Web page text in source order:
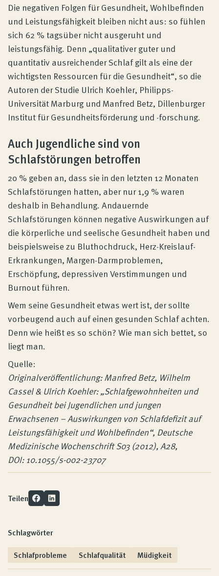
Die negativen Folgen für Gesundheit, Wohlbefinden
und Leistungsfähigkeit bleiben nicht aus: so fühlen
sich 62 % tagsüber nicht ausgeruht und
leistungsfähig. Denn „qualitativer guter und
quantitativ ausreichender Schlaf gilt als eine der
wichtigsten Ressourcen für die Gesundheit“, so die
Autoren der Studie Ulrich Koehler, Philipps-
Universität Marburg und Manfred Betz, Dillenburger
Institut für Gesundheitsförderung und -forschung.
Auch Jugendliche sind von
Schlafstörungen betroffen
20 % geben an, dass sie in den letzten 12 Monaten
Schlafstörungen hatten, aber nur 1,9 % waren
deshalb in Behandlung. Andauernde
Schlafstörungen können negative Auswirkungen auf
die körperliche und seelische Gesundheit haben und
beispielsweise zu Bluthochdruck, Herz-Kreislauf-
Erkrankungen, Margen-Darmproblemen,
Erschöpfung, depressiven Verstimmungen und
Burnout führen.
Wem seine Gesundheit etwas wert ist, der sollte
vorbeugend auch auf einen gesunden Schlaf achten.
Denn wie heißt es so schön? Wie man sich bettet, so
liegt man.
Quelle:
Originalveröffentlichung: Manfred Betz, Wilhelm
Cassel & Ulrich Koehler: „Schlafgewohnheiten und
Gesundheit bei Jugendlichen und jungen
Erwachsenen – Auswirkungen von Schlafdefizit auf
Leistungsfähigkeit und Wohlbefinden“, Deutsche
Medizinische Wochenschrift S03 (2012), A28,
DOI: 10.1055/s-002-23707
Teilen
Schlagwörter
Schlafprobleme
Schlafqualität Müdigkeit